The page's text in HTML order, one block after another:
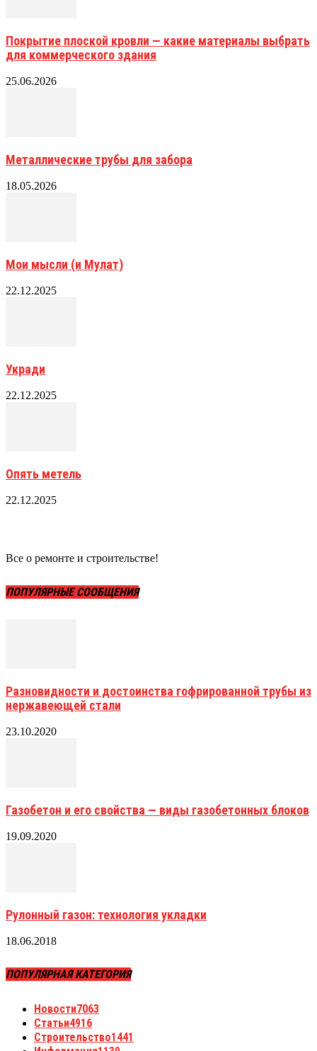
Покрытие плоской кровли — какие материалы выбрать
для коммерческого здания
25.06.2026
Металлические трубы для забора
18.05.2026
Мои мысли (и Мулат)
22.12.2025
Укради
22.12.2025
Опять метель
22.12.2025
Все о ремонте и строительстве!
ПОПУЛЯРНЫЕ СООБЩЕНИЯ
Разновидности и достоинства гофрированной трубы из
нержавеющей стали
23.10.2020
Газобетон и его свойства — виды газобетонных блоков
19.09.2020
Рулонный газон: технология укладки
18.06.2018
ПОПУЛЯРНАЯ КАТЕГОРИЯ
Новости7063
Статьи4916
Строительство1441